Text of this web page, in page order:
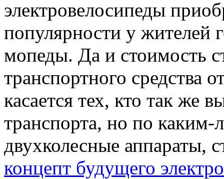
электровелосипеды
популярности у жителей
мопеды. Да и стоимость
транспортного средства
касается тех, кто так же
транспорта, но по
двухколесные аппараты,
концепт будущего